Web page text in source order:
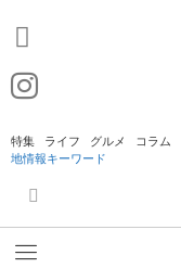
特集 ライフ グルメ コラム
地情報キーワード